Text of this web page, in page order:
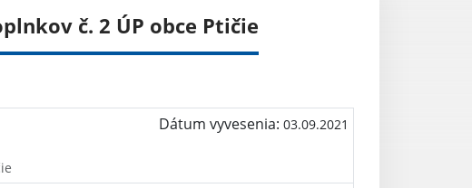
č. 2 ÚP obce Ptičie
Dátum vyvesenia: 03.09.2021